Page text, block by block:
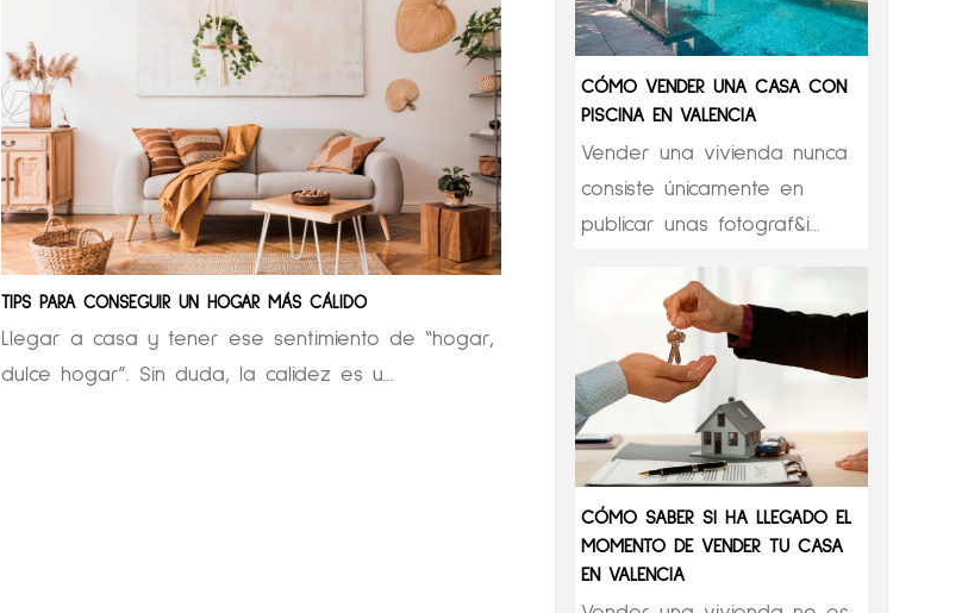
TIPS PARA CONSEGUIR UN HOGAR MÁS CÁLIDO
Llegar a casa y tener ese sentimiento de “hogar,
dulce hogar”. Sin duda, la calidez es u...
CÓMO VENDER UNA CASA CON
PISCINA EN VALENCIA
Vender una vivienda nunca
consiste únicamente en
publicar unas fotograf&i...
CÓMO SABER SI HA LLEGADO EL
MOMENTO DE VENDER TU CASA
EN VALENCIA